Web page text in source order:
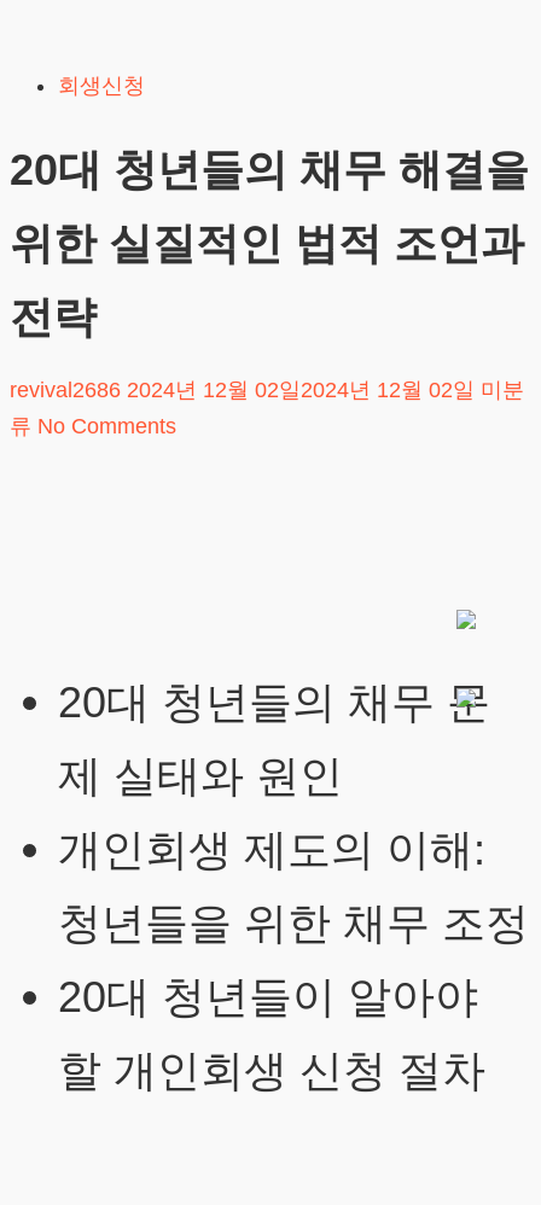
content
회생신청
20대 청년들의 채무 해결을
위한 실질적인 법적 조언과
전략
revival2686 2024년 12월 02일 2024년 12월 02일 미분
류 No Comments
20대 청년들의 채무 문
제 실태와 원인
개인회생 제도의 이해:
청년들을 위한 채무 조정
20대 청년들이 알아야
할 개인회생 신청 절차